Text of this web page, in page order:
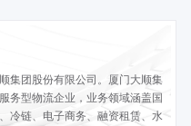
集团股份有限公司。厦门大顺集
务型物流企业，业务领域涵盖国
冷链、电子商务、融资租赁、水